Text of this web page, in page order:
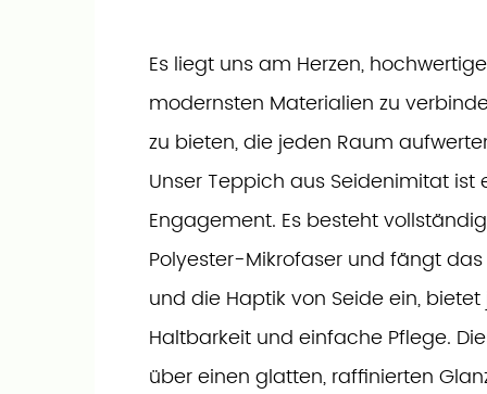
Es liegt uns am Herzen,
modernsten Materialien zu
zu bieten, die jeden Raum
Unser Teppich aus Seidenimitat ist
Engagement. Es besteht
Polyester-Mikrofaser und fängt das
und die Haptik von Seide ein,
Haltbarkeit und einfache Pflege.
über einen glatten, raffinierten